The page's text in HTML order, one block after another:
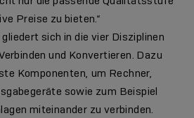
Preise zu bieten.“
sich in die vier Disziplinen
und Konvertieren. Dazu
Komponenten, um Rechner,
sowie zum Beispiel
miteinander zu verbinden.